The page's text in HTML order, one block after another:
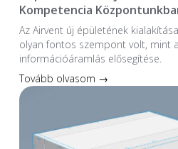
Kompetencia
Az Airvent új épületének
olyan fontos szempont volt, mint
információáramlás elősegítése.
Tovább olvasom →